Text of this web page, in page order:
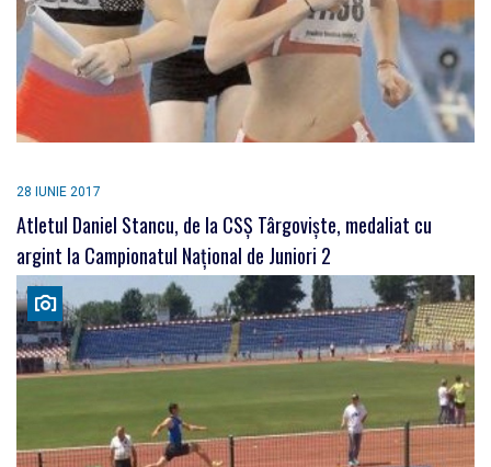
28 IUNIE 2017
Atletul Daniel Stancu, de la CSȘ Târgoviște, medaliat cu
argint la Campionatul Național de Juniori 2